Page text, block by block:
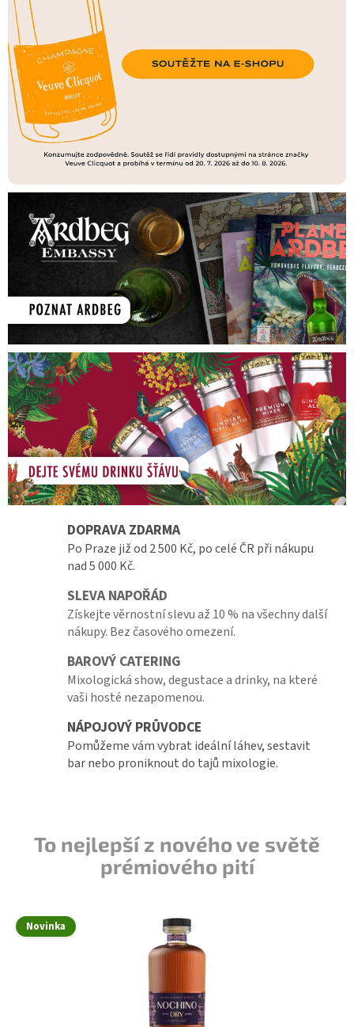
DOPRAVA ZDARMA
Po Praze již od 2 500 Kč, po celé ČR při nákupu
nad 5 000 Kč.
SLEVA NAPOŘÁD
Získejte věrnostní slevu až 10 % na všechny další
nákupy. Bez časového omezení.
BAROVÝ CATERING
Mixologická show, degustace a drinky, na které
vaši hosté nezapomenou.
NÁPOJOVÝ PRŮVODCE
Pomůžeme vám vybrat ideální láhev, sestavit
bar nebo proniknout do tajů mixologie.
To nejlepší z nového ve světě
prémiového pití
Novinka